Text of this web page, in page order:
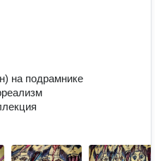
на подрамнике